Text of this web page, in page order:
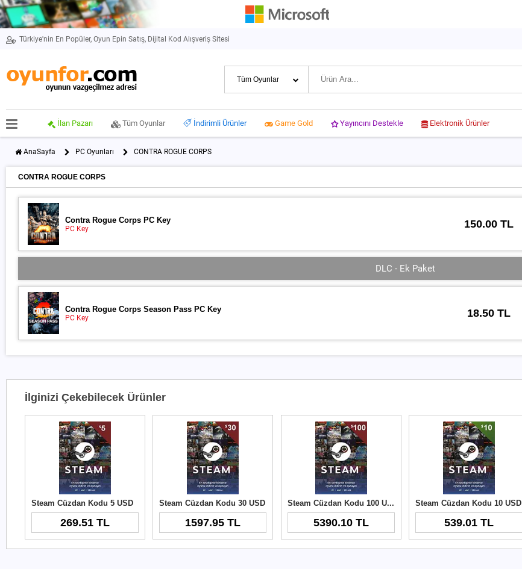
Türkiye'nin En Popüler, Oyun Epin Satış, Dijital Kod Alışveriş Sitesi
İlan Pazarı Tüm Oyunlar İndirimli Ürünler Game Gold Yayıncını Destekle Elektronik Ürünler
AnaSayfa PC Oyunları CONTRA ROGUE CORPS
CONTRA ROGUE CORPS
Contra Rogue Corps PC Key
PC Key 150.00 TL
DLC - Ek Paket
Contra Rogue Corps Season Pass PC Key
PC Key 18.50 TL
İlginizi Çekebilecek Ürünler
Steam Cüzdan Kodu 5 USD
269.51 TL
Steam Cüzdan Kodu 30 USD
1597.95 TL
Steam Cüzdan Kodu 100 USD
5390.10 TL
Steam Cüzdan Kodu 10 USD
539.01 TL